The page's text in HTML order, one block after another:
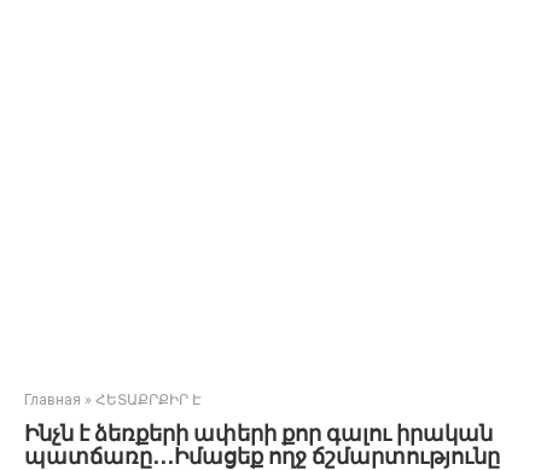
Главная » ՀԵՏԱՔՐՔԻՐ Է
Ինչն է ձեռքերի ափերի քոր գալու իրական
պատճառը․․․Իմացեք ողջ ճշմարտությունը